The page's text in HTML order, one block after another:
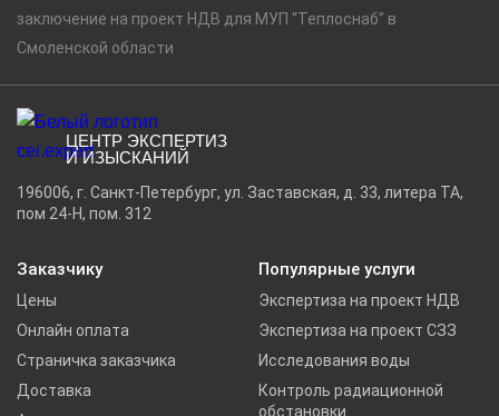
заключение на проект НДВ для МУП “Теплоснаб” в
Смоленской области
ЦЕНТР ЭКСПЕРТИЗ
И ИЗЫСКАНИЙ
196006, г. Санкт-Петербург, ул. Заставская, д. 33, литера ТА,
пом 24-Н, пом. 312
Заказчику
Цены
Онлайн оплата
Страничка заказчика
Доставка
Популярные услуги
Экспертиза на проект НДВ
Экспертиза на проект СЗЗ
Исследования воды
Контроль радиационной
обстановки